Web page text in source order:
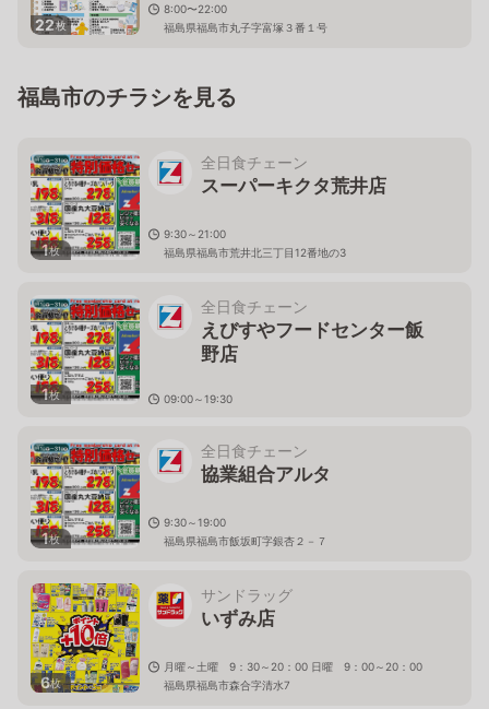
22枚
8:00〜22:00
福島県福島市丸子字富塚３番１号
福島市のチラシを見る
1枚
全日食チェーン
スーパーキクタ荒井店
9:30～21:00
福島県福島市荒井北三丁目12番地の3
1枚
全日食チェーン
えびすやフードセンター飯
野店
09:00～19:30
1枚
全日食チェーン
協業組合アルタ
9:30～19:00
福島県福島市飯坂町字銀杏２－７
6枚
サンドラッグ
いずみ店
月曜～土曜 9：30～20：00 日曜 9：00～20：00
福島県福島市森合字清水7